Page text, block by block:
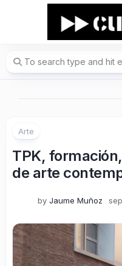
Arte
TPK,
de arte
by Jaume Muñoz